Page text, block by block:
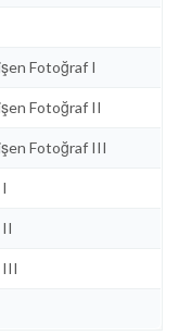
Fotoğraf I
Fotoğraf II
Fotoğraf III
II
III